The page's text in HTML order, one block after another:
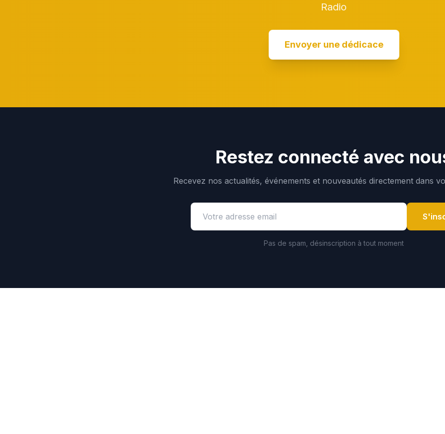
Radio
Envoyer une dédicace
Restez connecté avec
Recevez nos actualités, événements et nouveautés directement dans
Pas de spam, désinscription à tout moment